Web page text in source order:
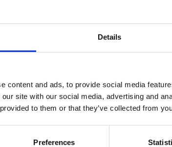
Details
content and ads, to provide social media
site with our social media, advertising and
to them or that they’ve collected from
Preferences
the rear side of the bike 1 to 1. 5 inch